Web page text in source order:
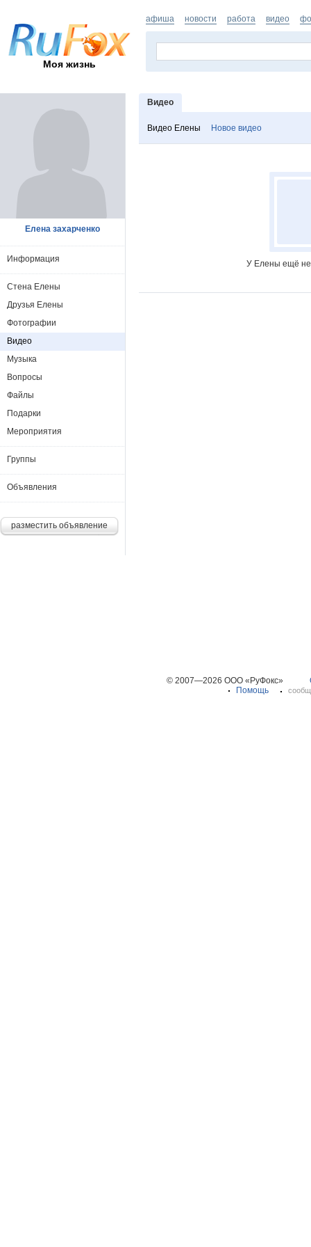
Моя жизнь
афиша новости работа видео
Видео
Видео Елены Новое видео
У Елены ещё
Елена захарченко
Информация
Стена Елены
Друзья Елены
Фотографии
Видео
Музыка
Вопросы
Файлы
Подарки
Мероприятия
Группы
Объявления
разместить объявление
© 2007—2026 ООО «РуФокс»
Помощь